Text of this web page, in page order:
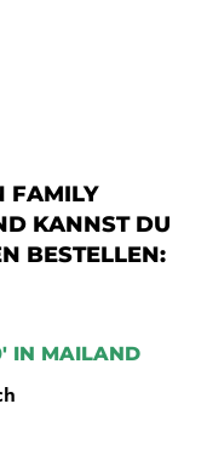
FAMILY
KANNST DU
BESTELLEN:
IN MAILAND